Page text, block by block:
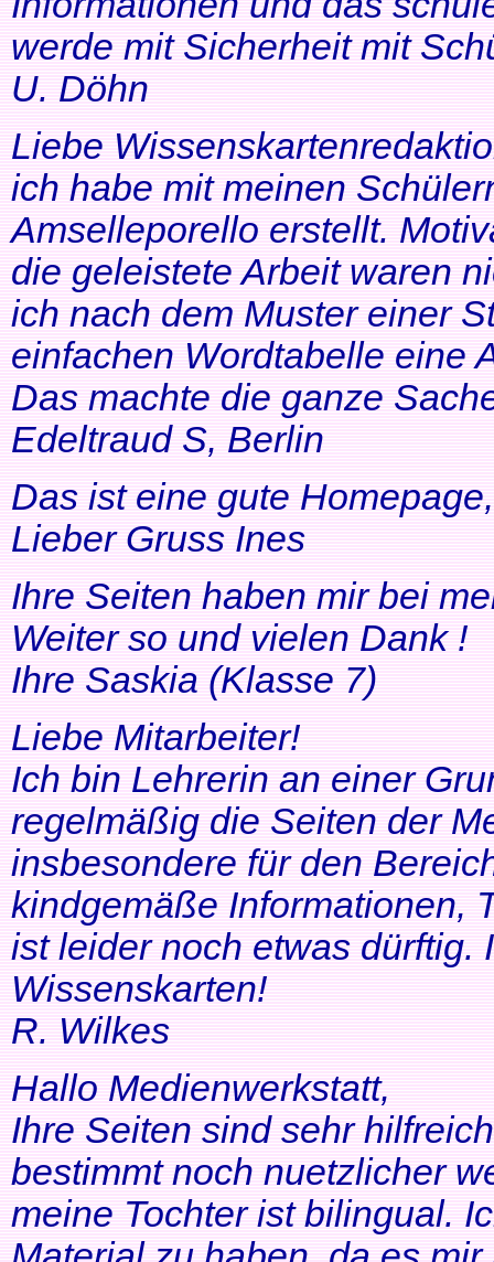
werde mit Sicherheit mit
U. Döhn
Liebe
ich habe mit meinen
Amselleporello erstellt.
die geleistete Arbeit waren
ich nach dem Muster einer
einfachen Wordtabelle eine
Das machte die ganze
Edeltraud S, Berlin
Das ist eine gute
Lieber Gruss Ines
Ihre Seiten haben mir bei
Weiter so und vielen Dank !
Ihre Saskia (Klasse 7)
Liebe Mitarbeiter!
Ich bin Lehrerin an einer
regelmäßig die Seiten der
insbesondere für den
kindgemäße Informationen,
ist leider noch etwas dürftig.
Wissenskarten!
R. Wilkes
Hallo Medienwerkstatt,
Ihre Seiten sind sehr
bestimmt noch nuetzlicher
meine Tochter ist bilingual.